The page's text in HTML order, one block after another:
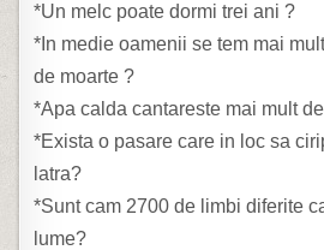
*Un melc poate dormi trei ani ?
*In medie oamenii se tem mai
de moarte ?
*Apa calda cantareste mai mult
*Exista o pasare care in loc sa
latra?
*Sunt cam 2700 de limbi diferite
lume?